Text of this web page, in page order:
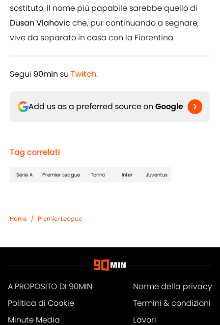
sostituto. Il nome più papabile sarebbe quello di
Dusan Vlahovic che, pur continuando a segnare,
vive da separato in casa con la Fiorentina.
Segui 90min su Twitch.
Add us as a preferred source on Google
Tag correlati
Serie A Premier League Torino Inter Juventus
Home / Premier League
A PROPOSITO DI 90MIN
Norme della privacy
Politica di Cookie
Termini & condizioni
Minute Media
Lavori